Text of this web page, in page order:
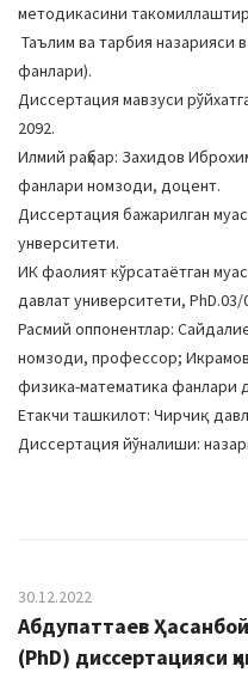
методикасини
Таълим ва тарбия назарияси
фанлари).
Диссертация мавзуси
2092.
Илмий раҳбар: Захидов
фанлари номзоди, доцент.
Диссертация бажарилган
унверситети.
ИК фаолият кўрсатаётган
давлат университети, PhD.03/
Расмий оппонентлар:
номзоди, профессор;
физика-математика фанлари
Етакчи ташкилот: Чирчиқ
Диссертация йўналиши:
30.12.2022
Абдупаттаев
(PhD) диссертацияси